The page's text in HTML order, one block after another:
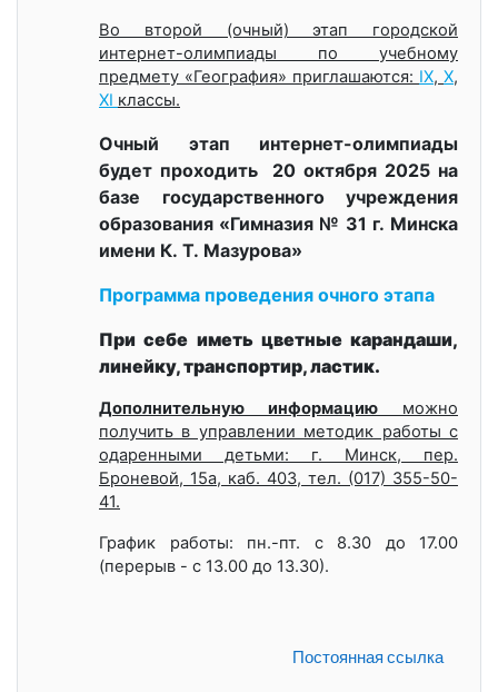
Во второй (очный) этап городской
интернет-олимпиады по учебному
предмету «География» приглашаются: IX, X,
XI классы.
Очный этап интернет-олимпиады
будет проходить 20 октября 2025 на
базе государственного учреждения
образования «Гимназия № 31 г. Минска
имени К. Т. Мазурова»
Программа проведения очного этапа
При себе иметь цветные карандаши,
линейку, транспортир, ластик.
Дополнительную информацию можно
получить в управлении методик работы с
одаренными детьми: г. Минск, пер.
Броневой, 15а, каб. 403, тел. (017) 355-50-
41.
График работы: пн.-пт. с 8.30 до 17.00
(перерыв - с 13.00 до 13.30).
Постоянная ссылка